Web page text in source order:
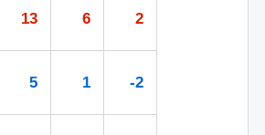
13
5
6
1
2
-2